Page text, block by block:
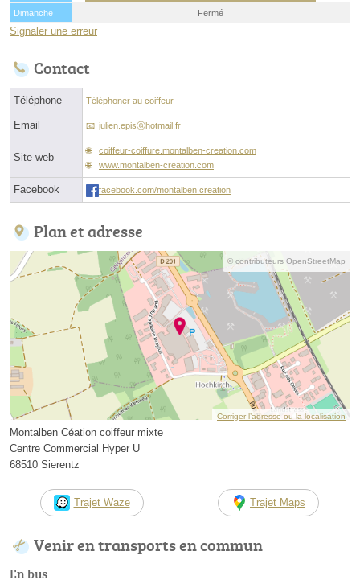
Dimanche
Fermé
Signaler une erreur
Contact
Téléphone Téléphoner au coiffeur
Email julien.episⓐhotmail.fr
Site web
coiffeur-coiffure.montalben-creation.com
www.montalben-creation.com
Facebook facebook.com/montalben.creation
Plan et adresse
© contributeurs OpenStreetMap
Corriger l’adresse ou la localisation
Montalben Céation coiffeur mixte
Centre Commercial Hyper U
68510 Sierentz
Trajet Waze Trajet Maps
Venir en transports en commun
En bus